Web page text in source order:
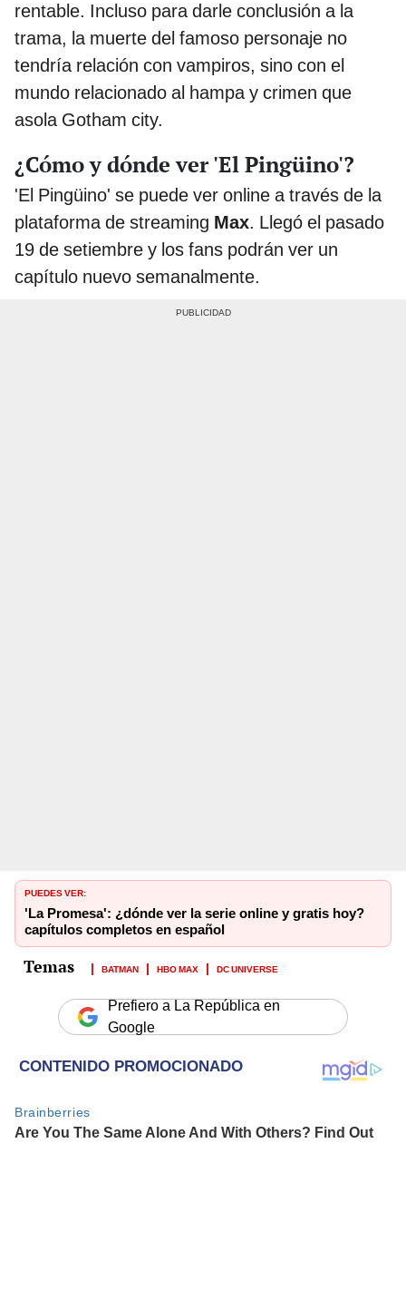
rentable. Incluso para darle conclusión a la
trama, la muerte del famoso personaje no
tendría relación con vampiros, sino con el
mundo relacionado al hampa y crimen que
asola Gotham city.
¿Cómo y dónde ver 'El Pingüino'?
'El Pingüino' se puede ver online a través de la
plataforma de streaming Max. Llegó el pasado
19 de setiembre y los fans podrán ver un
capítulo nuevo semanalmente.
PUEDES VER:
'La Promesa': ¿dónde ver la serie online y gratis hoy?
capítulos completos en español
BATMAN HBO MAX DC UNIVERSE
Prefiero a La República en
Google